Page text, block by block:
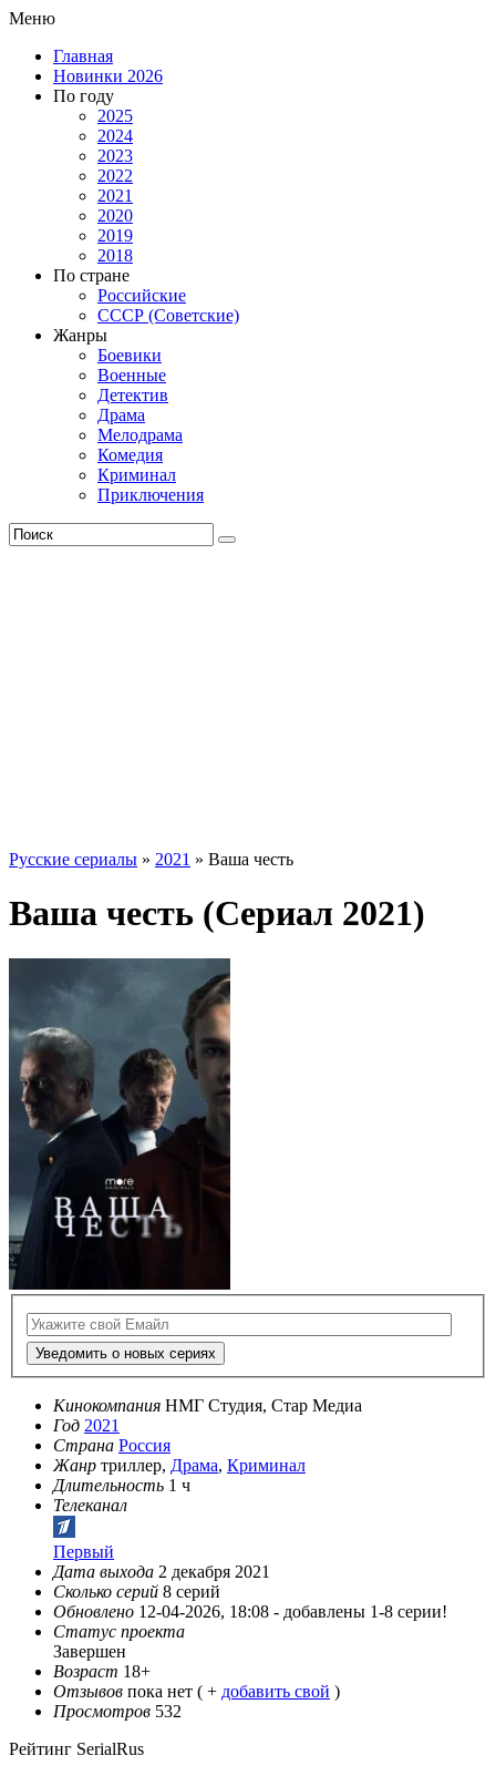
Меню
Главная
Новинки 2026
По году
2025
2024
2023
2022
2021
2020
2019
2018
По стране
Российские
СССР (Советские)
Жанры
Боевики
Военные
Детектив
Драма
Мелодрама
Комедия
Криминал
Приключения
Русские сериалы » 2021 » Ваша честь
Ваша честь (Сериал 2021)
Уведомить о новых сериях
Кинокомпания НМГ Студия, Стар Медиа
Год 2021
Страна Россия
Жанр триллер, Драма, Криминал
Длительность 1 ч
Телеканал
Первый
Дата выхода 2 декабря 2021
Сколько серий 8 серий
Обновлено 12-04-2026, 18:08 - добавлены 1-8 серии!
Статус проекта
Завершен
Возраст 18+
Отзывов пока нет ( + добавить свой )
Просмотров 532
Рейтинг SerialRus